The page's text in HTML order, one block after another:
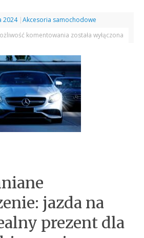
2024 |Akcesoria samochodowe
komentowania została wyłączona
jazda na
prezent dla